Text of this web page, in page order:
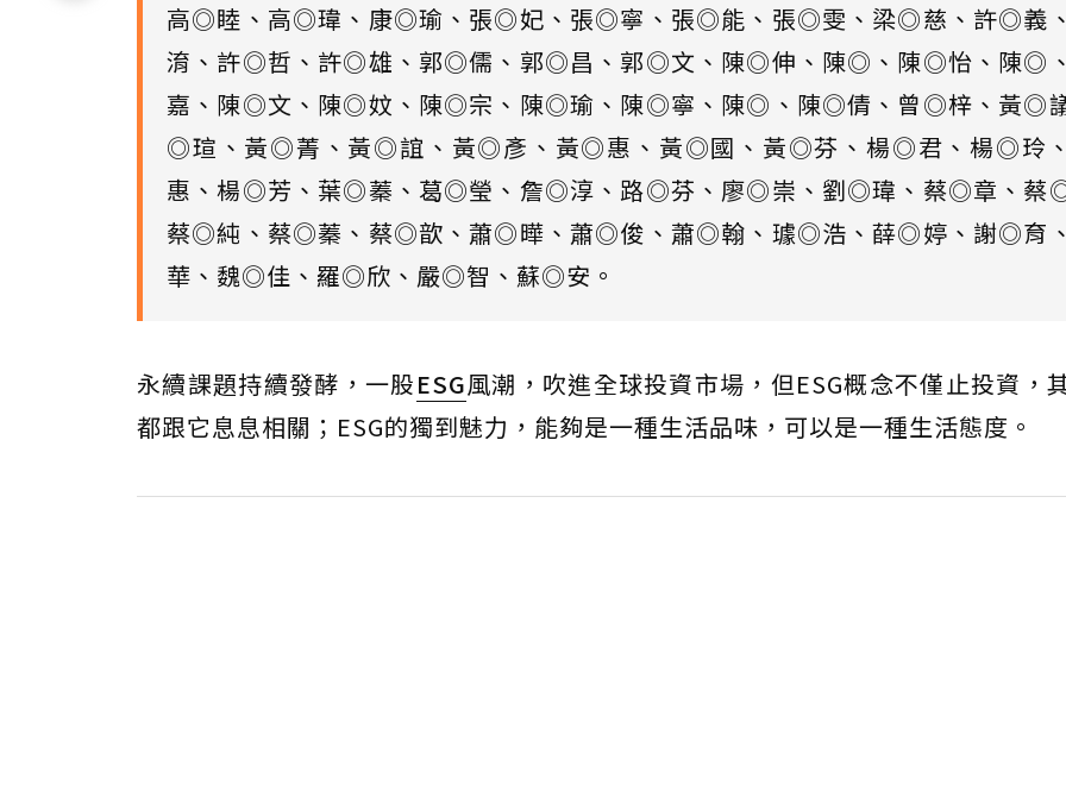
高◎睦、高◎瑋、康◎瑜、張◎妃、張◎寧、張◎能、張◎雯、梁◎慈、許◎義
淯、許◎哲、許◎雄、郭◎儒、郭◎昌、郭◎文、陳◎伸、陳◎、陳◎怡、陳◎
嘉、陳◎文、陳◎妏、陳◎宗、陳◎瑜、陳◎寧、陳◎、陳◎倩、曾◎梓、黃◎
◎瑄、黃◎菁、黃◎誼、黃◎彥、黃◎惠、黃◎國、黃◎芬、楊◎君、楊◎玲
惠、楊◎芳、葉◎蓁、葛◎瑩、詹◎淳、路◎芬、廖◎崇、劉◎瑋、蔡◎章、蔡
蔡◎純、蔡◎蓁、蔡◎歆、蕭◎曄、蕭◎俊、蕭◎翰、璩◎浩、薛◎婷、謝◎育
華、魏◎佳、羅◎欣、嚴◎智、蘇◎安。
永續課題持續發酵，一股ESG風潮，吹進全球投資市場，但ESG概念不僅止投資，
都跟它息息相關；ESG的獨到魅力，能夠是一種生活品味，可以是一種生活態度。